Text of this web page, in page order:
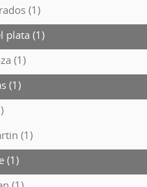
(1)
plata (1)
(1)
(1)
(1)
(1)